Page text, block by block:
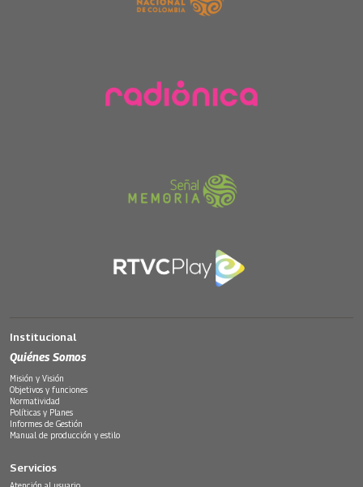
Institucional
Quiénes Somos
Misión y Visión
Objetivos y funciones
Normatividad
Políticas y Planes
Informes de Gestión
Manual de producción y estilo
Servicios